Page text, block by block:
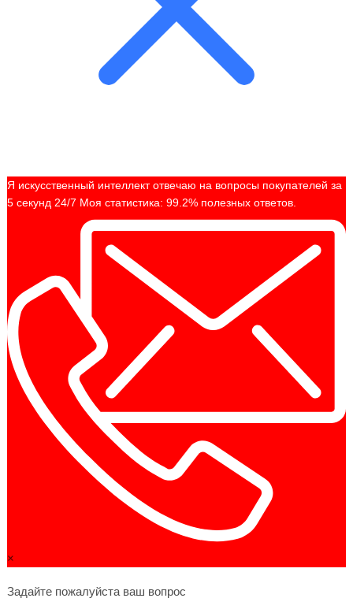
Я искусственный интеллект отвечаю на вопросы покупателей за
5 секунд 24/7 Моя статистика: 99.2% полезных ответов.
×
Задайте пожалуйста ваш вопрос